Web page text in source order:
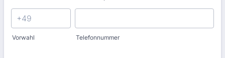
Vorwahl Telefonnummer